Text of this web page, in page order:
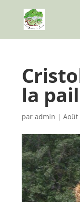
la
par admin | Août